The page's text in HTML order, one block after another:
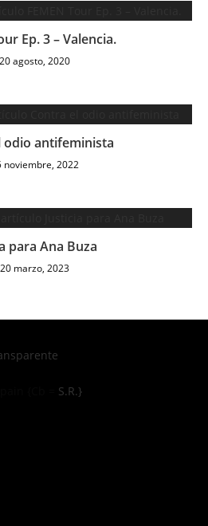
Ep. 3 – Valencia.
20 agosto, 2020
odio antifeminista
noviembre, 2022
para Ana Buza
20 marzo, 2023
S.R.}